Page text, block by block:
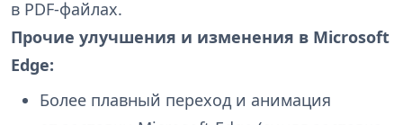
в PDF-файлах.
Прочие улучшения и изменения в Microsoft
Edge:
Более плавный переход и анимация